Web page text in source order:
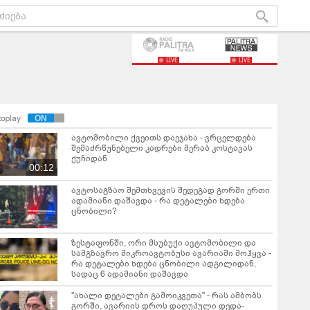
LIVE LIVE
00:12
ავტომობილი ქვეითს დაეჯახა - ვრცელდება
შემაძრწუნებელი კადრები მერაბ კოსტავას
ქუჩიდან
ავტოსაგზაო შემთხვევის შედეგად გორში ერთი
ადამიანი დაშავდა - რა დეტალები ხდება
ცნობილი?
ზესტაფონში, ორი მსუბუქი ავტომობილი და
სამგზავრო მიკროავტობუსი ავარიაში მოჰყვა -
რა დეტალები ხდება ცნობილი ადგილიდან,
სადაც 6 ადამიანი დაშავდა
"ახალი დეტალები გამოიკვეთა" - რას ამბობს
გორში, ავარიის დროს დაღუპული დედა-